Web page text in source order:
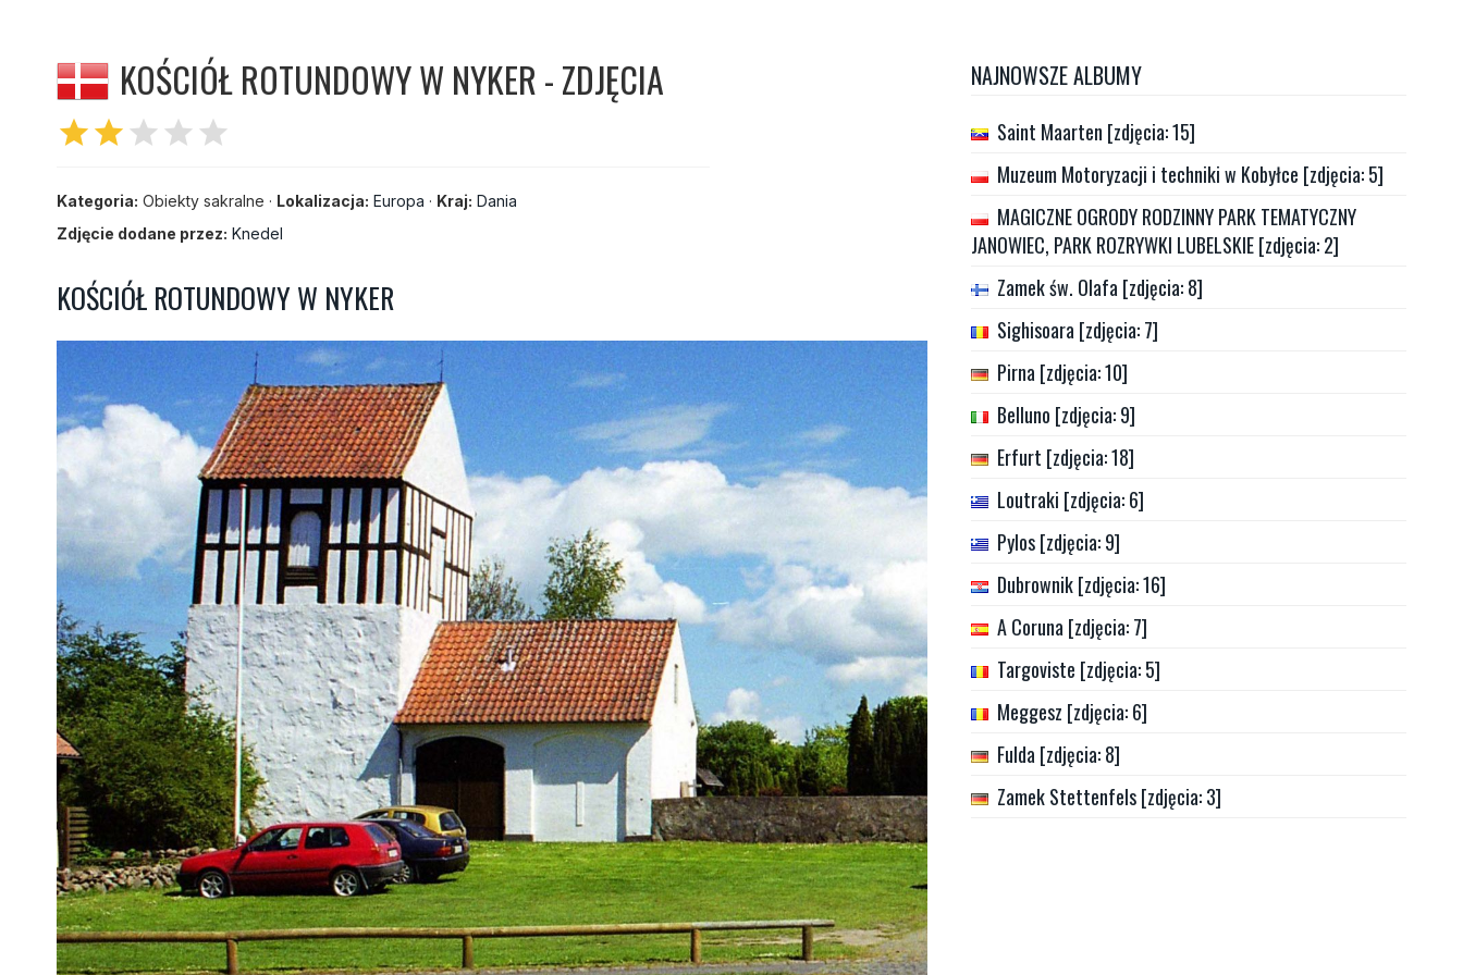
KOŚCIÓŁ ROTUNDOWY W NYKER - ZDJĘCIA
starstar star star star
Kategoria: Obiekty sakralne · Lokalizacja: Europa · Kraj: Dania
Zdjęcie dodane przez: Knedel
KOŚCIÓŁ ROTUNDOWY W NYKER
NAJNOWSZE ALBUMY
Saint Maarten [zdjęcia: 15]
Muzeum Motoryzacji i techniki w Kobyłce [zdjęcia: 5]
MAGICZNE OGRODY RODZINNY PARK TEMATYCZNY
JANOWIEC, PARK ROZRYWKI LUBELSKIE [zdjęcia: 2]
Zamek św. Olafa [zdjęcia: 8]
Sighisoara [zdjęcia: 7]
Pirna [zdjęcia: 10]
Belluno [zdjęcia: 9]
Erfurt [zdjęcia: 18]
Loutraki [zdjęcia: 6]
Pylos [zdjęcia: 9]
Dubrownik [zdjęcia: 16]
A Coruna [zdjęcia: 7]
Targoviste [zdjęcia: 5]
Meggesz [zdjęcia: 6]
Fulda [zdjęcia: 8]
Zamek Stettenfels [zdjęcia: 3]